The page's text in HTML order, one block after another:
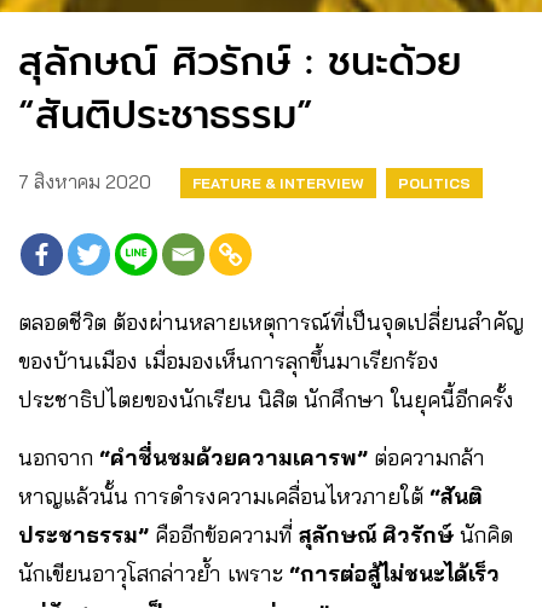
สุลักษณ์ ศิวรักษ์ : ชนะด้วย
“สันติประชาธรรม”
7 สิงหาคม 2020 FEATURE & INTERVIEW POLITICS
ตลอดชีวิต ต้องผ่านหลายเหตุการณ์ที่เป็นจุดเปลี่ยนสำคัญ
ของบ้านเมือง เมื่อมองเห็นการลุกขึ้นมาเรียกร้อง
ประชาธิปไตยของนักเรียน นิสิต นักศึกษา ในยุคนี้อีกครั้ง
นอกจาก “คำชื่นชมด้วยความเคารพ” ต่อความกล้า
หาญแล้วนั้น การดำรงความเคลื่อนไหวภายใต้ “สันติ
ประชาธรรม” คืออีกข้อความที่ สุลักษณ์ ศิวรักษ์ นักคิด
นักเขียนอาวุโสกล่าวย้ำ เพราะ “การต่อสู้ไม่ชนะได้เร็ว